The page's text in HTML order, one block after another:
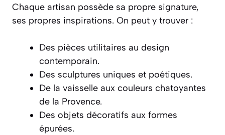
Chaque artisan possède sa propre signature,
ses propres inspirations. On peut y trouver :
Des pièces utilitaires au design
contemporain.
Des sculptures uniques et poétiques.
De la vaisselle aux couleurs chatoyantes
de la Provence.
Des objets décoratifs aux formes
épurées.